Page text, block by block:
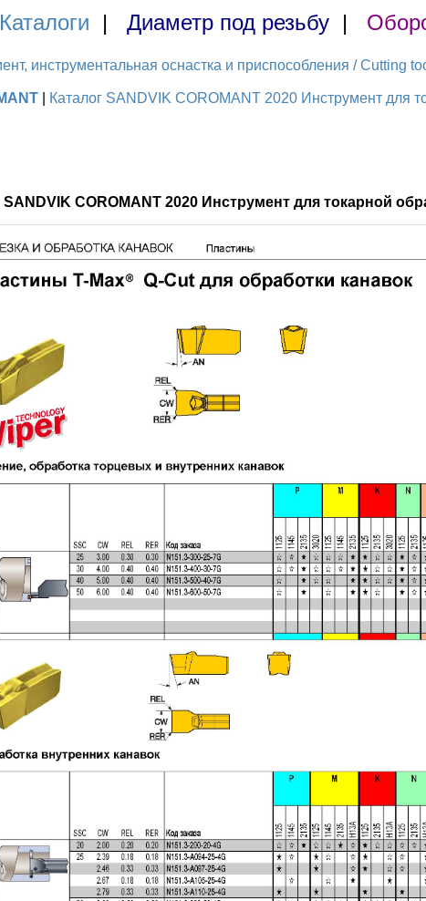
Каталоги | Диаметр под резьбу |
инструментальная оснастка и приспособления / Cutting
Каталог SANDVIK COROMANT 2020 Инструмент для
SANDVIK COROMANT 2020 Инструмент для токарной